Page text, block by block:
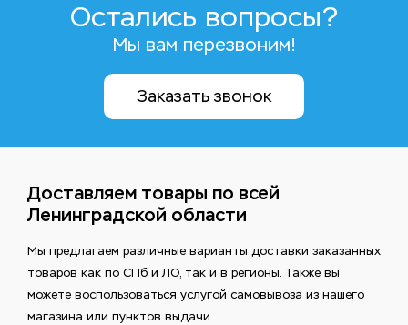
Остались вопросы?
Мы вам перезвоним!
Заказать звонок
Доставляем товары по всей
Ленинградской области
Мы предлагаем различные варианты доставки заказанных
товаров как по СПб и ЛО, так и в регионы. Также вы
можете воспользоваться услугой самовывоза из нашего
магазина или пунктов выдачи.